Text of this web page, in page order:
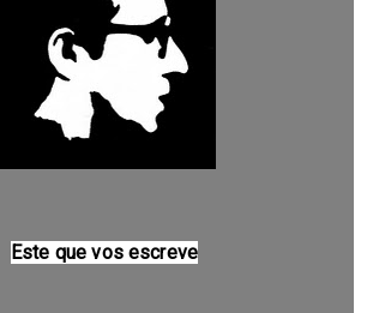
Este que vos escreve